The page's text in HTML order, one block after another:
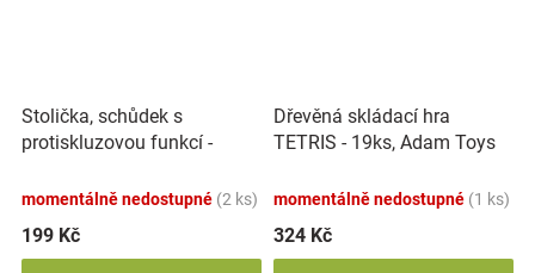
Stolička, schůdek s
protiskluzovou funkcí -
momentálně nedostupné (2 ks)
199 Kč
Dřevěná skládací hra
TETRIS - 19ks, Adam Toys
momentálně nedostupné (1 ks)
324 Kč